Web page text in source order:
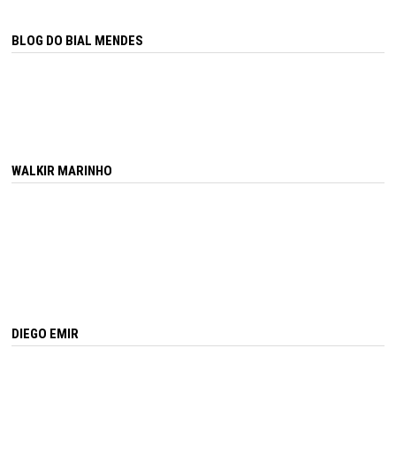
BLOG DO BIAL MENDES
WALKIR MARINHO
DIEGO EMIR